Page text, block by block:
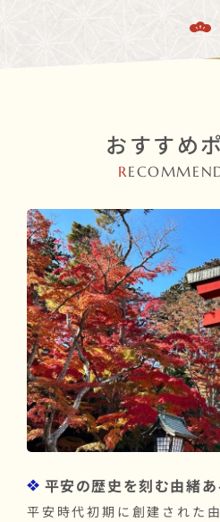
おすすめ
R
平安の歴史を刻む由緒
平安時代初期に創建された